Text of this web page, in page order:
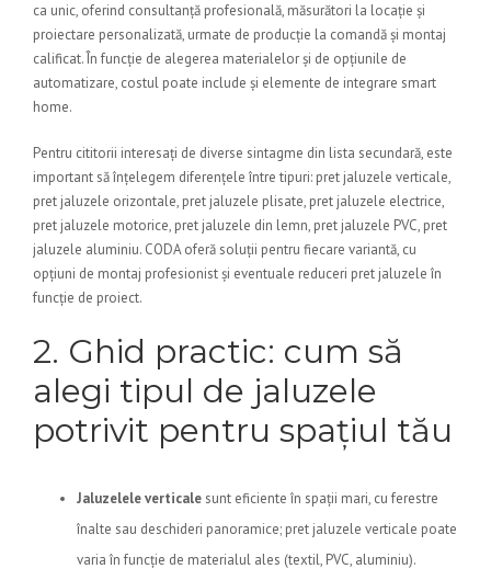
ca unic, oferind consultanță profesională, măsurători la locație și
proiectare personalizată, urmate de producție la comandă și montaj
calificat. În funcție de alegerea materialelor și de opțiunile de
automatizare, costul poate include și elemente de integrare smart
home.
Pentru cititorii interesați de diverse sintagme din lista secundară, este
important să înțelegem diferențele între tipuri: pret jaluzele verticale,
pret jaluzele orizontale, pret jaluzele plisate, pret jaluzele electrice,
pret jaluzele motorice, pret jaluzele din lemn, pret jaluzele PVC, pret
jaluzele aluminiu. CODA oferă soluții pentru fiecare variantă, cu
opțiuni de montaj profesionist și eventuale reduceri pret jaluzele în
funcție de proiect.
2. Ghid practic: cum să
alegi tipul de jaluzele
potrivit pentru spațiul tău
Jaluzelele verticalesunt eficiente în spații mari, cu ferestre
înalte sau deschideri panoramice; pret jaluzele verticale poate
varia în funcție de materialul ales (textil, PVC, aluminiu).